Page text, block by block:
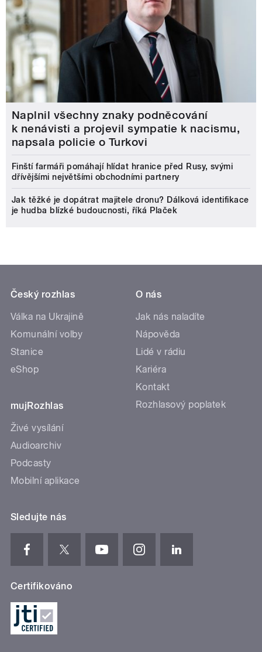
Naplnil všechny znaky podněcování
k nenávisti a projevil sympatie k nacismu,
napsala policie o Turkovi
Finští farmáři pomáhají hlídat hranice před Rusy, svými
dřívějšími největšími obchodními partnery
Jak těžké je dopátrat majitele dronu? Dálková identifikace
je hudba blízké budoucnosti, říká Plaček
Český rozhlas
Válka na Ukrajině
Komunální volby
Stanice
eShop
mujRozhlas
Živé vysílání
Audioarchiv
Podcasty
Mobilní aplikace
O nás
Jak nás naladíte
Nápověda
Lidé v rádiu
Kariéra
Kontakt
Rozhlasový poplatek
Sledujte nás
Certifikováno